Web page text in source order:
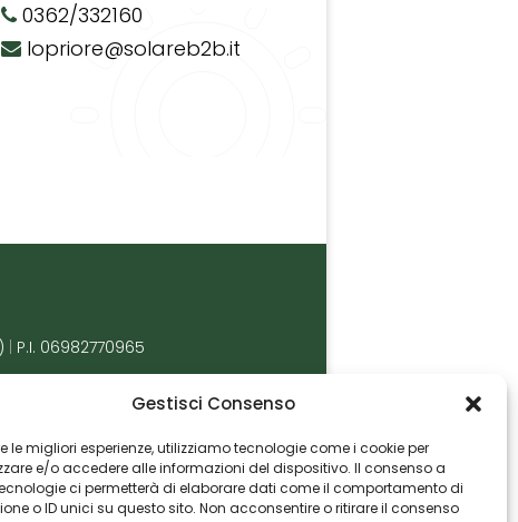
Gestisci Consenso
le migliori esperienze, utilizziamo tecnologie come i cookie per
e/o accedere alle informazioni del dispositivo. Il consenso a
ci permetterà di elaborare dati come il comportamento di
o ID unici su questo sito. Non acconsentire o ritirare il consenso
0362/332160
lopriore@solareb2b.it
P.I. 06982770965